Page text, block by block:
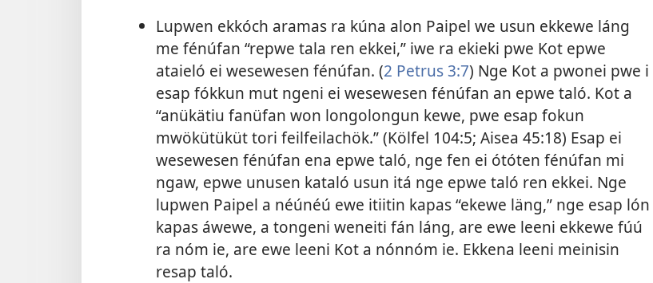
Lupwen ekkóch aramas ra kúna alon Paipel we usun ekkewe láng
me fénúfan “repwe tala ren ekkei,” iwe ra ekieki pwe Kot epwe
ataieló ei wesewesen fénúfan. (2 Petrus 3:7) Nge Kot a pwonei pwe i
esap fókkun mut ngeni ei wesewesen fénúfan an epwe taló. Kot a
“anükätiu fanüfan won longolongun kewe, pwe esap fokun
mwökütüküt tori feilfeilachök.” (Kölfel 104:5; Aisea 45:18) Esap ei
wesewesen fénúfan ena epwe taló, nge fen ei ótóten fénúfan mi
ngaw, epwe unusen kataló usun itá nge epwe taló ren ekkei. Nge
lupwen Paipel a néúnéú ewe itiitin kapas “ekewe läng,” nge esap lón
kapas áwewe, a tongeni weneiti fán láng, are ewe leeni ekkewe fúú
ra nóm ie, are ewe leeni Kot a nónnóm ie. Ekkena leeni meinisin
resap taló.